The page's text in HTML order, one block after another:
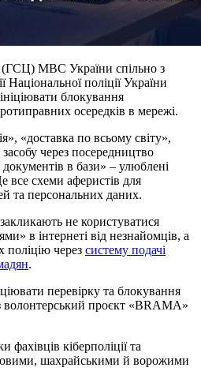
(ГСЦ) МВС України спільно з
Національної поліції України
блокування
осередків в мережі.
«доставка по всьому світу»,
через посередництво
в бази» – улюблені
все схеми аферистів для
та персональних даних.
не користуватися
в інтернеті від незнайомців, а
поліцію через систему подачі
.
перевірку та блокування
волонтерський проєкт «BRAMA»
кіберполіції та
шахрайськими й ворожими